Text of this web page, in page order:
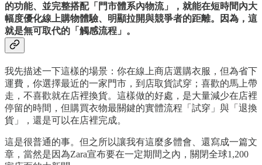
的功能、並完整搭配「門市體系內物流」，就能在短時間內大
幅度優化線上購物體驗、明顯拉開與競爭者的距離。因為，這
就是無可取代的「觸感流程」。
我先描述一下這樣的場景：你在線上商店選購衣服，但為省下
運費，你選擇最近的一家門市，到店取貨試穿；喜歡的馬上帶
走，不喜歡就在店裡換貨。這樣做的好處，是大量減少在店裡
停留的時間，但購買衣物最關鍵的實體流程「試穿」與「退換
貨」，還是可以在店裡完成。
這是很普通的事。但之所以讓我有這麼多體會、還寫成一篇文
章，當然是因為Zara宣布要在一定期間之內，關閉全球1,200